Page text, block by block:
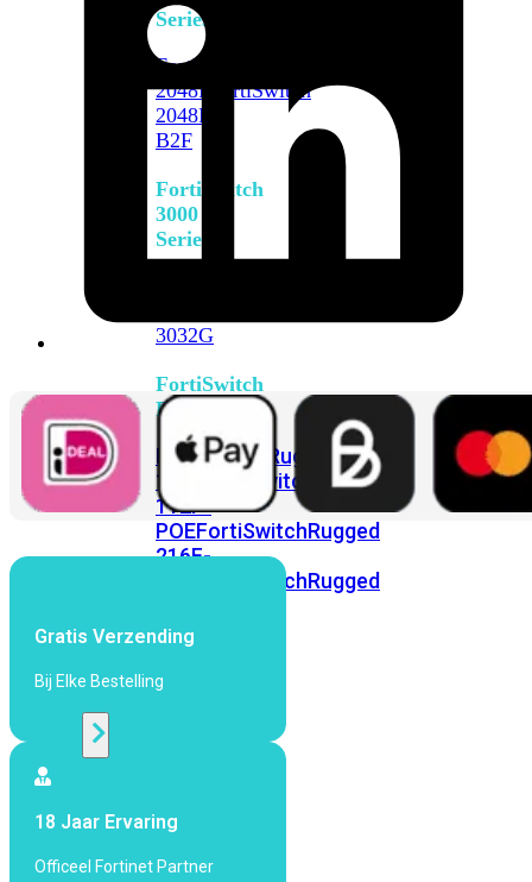
Series
FortiSwitch
2048F
FortiSwitch
2048F-
B2F
FortiSwitch
3000
Series
3032G
FortiSwitch
Ruggedized
FortiSwitchRugged
108F
FortiSwitchRugged
112F-
POEFortiSwitchRugged
216F-
FortiSwitchRugged
POE
Points
Gratis Verzending
Bij Elke Bestelling
18 Jaar Ervaring
Officeel Fortinet Partner